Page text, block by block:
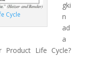
Cycle
gki
n
ad
a
Product Life Cycle?